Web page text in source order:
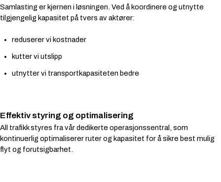
Samlasting er kjernen i løsningen. Ved å koordinere og utnytte
tilgjengelig kapasitet på tvers av aktører:
reduserer vi kostnader
kutter vi utslipp
utnytter vi transportkapasiteten bedre
Effektiv styring og optimalisering
All trafikk styres fra vår dedikerte operasjonssentral, som
kontinuerlig optimaliserer ruter og kapasitet for å sikre best mulig
flyt og forutsigbarhet.